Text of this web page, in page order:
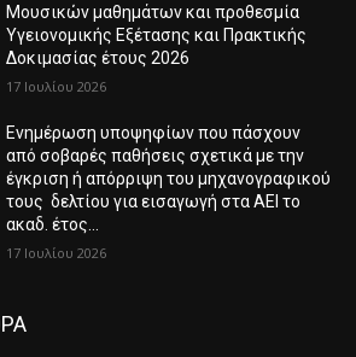
Μουσικών μαθημάτων και προθεσμία
Υγειονομικής Εξέτασης και Πρακτικής
Δοκιμασίας έτους 2026
17 Ιουλίου 2026
Ενημέρωση υποψηφίων που πάσχουν
από σοβαρές παθήσεις σχετικά με την
έγκριση ή απόρριψη του μηχανογραφικού
τους δελτίου για εισαγωγή στα ΑΕΙ το
ακαδ. έτος...
17 Ιουλίου 2026